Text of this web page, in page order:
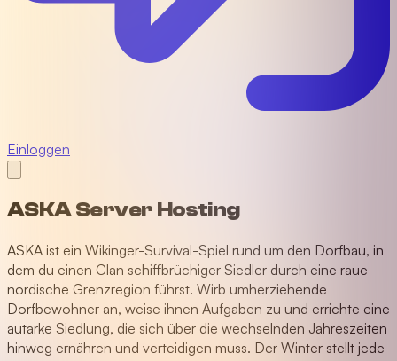
Einloggen
ASKA Server Hosting
ASKA ist ein Wikinger-Survival-Spiel rund um den Dorfbau, in
dem du einen Clan schiffbrüchiger Siedler durch eine raue
nordische Grenzregion führst. Wirb umherziehende
Dorfbewohner an, weise ihnen Aufgaben zu und errichte eine
autarke Siedlung, die sich über die wechselnden Jahreszeiten
hinweg ernähren und verteidigen muss. Der Winter stellt jede